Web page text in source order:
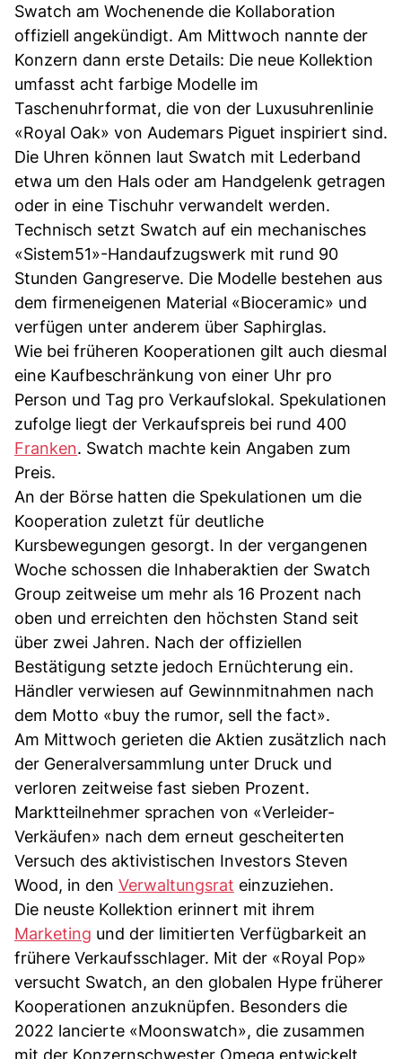
Swatch am Wochenende die Kollaboration
offiziell angekündigt. Am Mittwoch nannte der
Konzern dann erste Details: Die neue Kollektion
umfasst acht farbige Modelle im
Taschenuhrformat, die von der Luxusuhrenlinie
«Royal Oak» von Audemars Piguet inspiriert sind.
Die Uhren können laut Swatch mit Lederband
etwa um den Hals oder am Handgelenk getragen
oder in eine Tischuhr verwandelt werden.
Technisch setzt Swatch auf ein mechanisches
«Sistem51»-Handaufzugswerk mit rund 90
Stunden Gangreserve. Die Modelle bestehen aus
dem firmeneigenen Material «Bioceramic» und
verfügen unter anderem über Saphirglas.
Wie bei früheren Kooperationen gilt auch diesmal
eine Kaufbeschränkung von einer Uhr pro
Person und Tag pro Verkaufslokal. Spekulationen
zufolge liegt der Verkaufspreis bei rund 400
Franken. Swatch machte kein Angaben zum
Preis.
An der Börse hatten die Spekulationen um die
Kooperation zuletzt für deutliche
Kursbewegungen gesorgt. In der vergangenen
Woche schossen die Inhaberaktien der Swatch
Group zeitweise um mehr als 16 Prozent nach
oben und erreichten den höchsten Stand seit
über zwei Jahren. Nach der offiziellen
Bestätigung setzte jedoch Ernüchterung ein.
Händler verwiesen auf Gewinnmitnahmen nach
dem Motto «buy the rumor, sell the fact».
Am Mittwoch gerieten die Aktien zusätzlich nach
der Generalversammlung unter Druck und
verloren zeitweise fast sieben Prozent.
Marktteilnehmer sprachen von «Verleider-
Verkäufen» nach dem erneut gescheiterten
Versuch des aktivistischen Investors Steven
Wood, in den Verwaltungsrat einzuziehen.
Die neuste Kollektion erinnert mit ihrem
Marketing und der limitierten Verfügbarkeit an
frühere Verkaufsschlager. Mit der «Royal Pop»
versucht Swatch, an den globalen Hype früherer
Kooperationen anzuknüpfen. Besonders die
2022 lancierte «Moonswatch», die zusammen
mit der Konzernschwester Omega entwickelt